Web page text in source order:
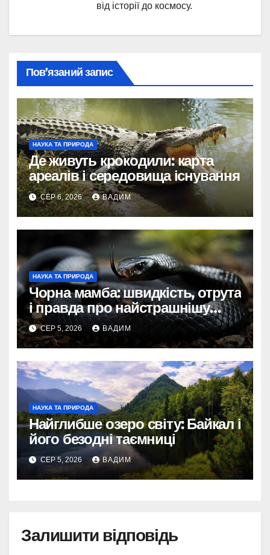
від історії до космосу.
Пов’язаний запис
НАУКА ТА ПРИРОДА
Де живуть крокодили: карта
ареалів і середовища існування
СЕР 6, 2026 ВАДИМ
НАУКА ТА ПРИРОДА
Чорна мамба: швидкість, отрута
і правда про найстрашнішу
змію Африки
СЕР 5, 2026 ВАДИМ
НАУКА ТА ПРИРОДА
Найглибше озеро світу: Байкал і
його безодні таємниці
СЕР 5, 2026 ВАДИМ
Залишити відповідь